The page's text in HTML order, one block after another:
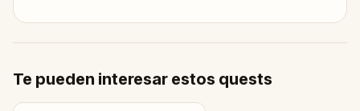
Te pueden interesar estos quests